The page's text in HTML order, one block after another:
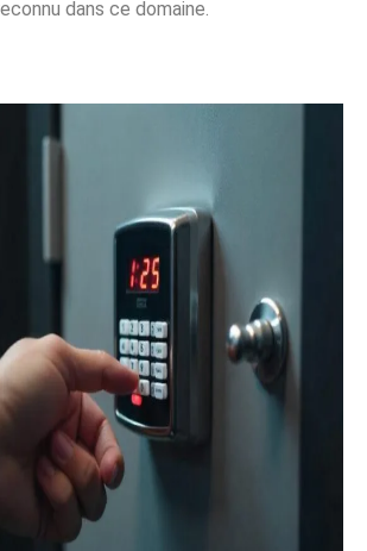
dans ce domaine.